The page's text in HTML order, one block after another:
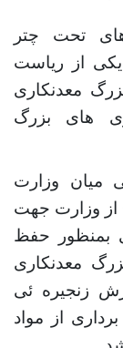
تحت چتر
از ریاست
معدنکاری
های بزرگ
میان وزارت
از وزارت جهت
بمنظور حفظ
معدنکاری
زنجیره ئی
از مواد